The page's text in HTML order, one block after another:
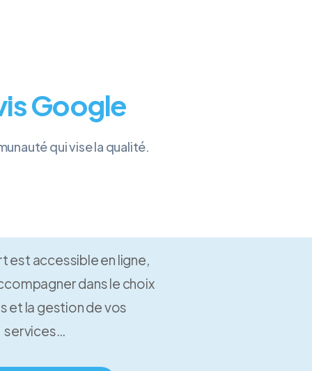
Google
qui vise la qualité.
est accessible en ligne,
dans le choix
et la gestion de vos
services…